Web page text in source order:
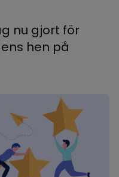
nu gjort för
hen på